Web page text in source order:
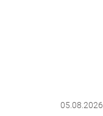
05.08.2026